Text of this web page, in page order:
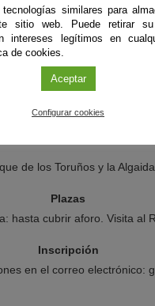
Colabora
la Agencia Espacial
CODICE, impulsando el
dentro del sello Turismo
Centro
de los Toruños y la Algaida
Plazas
hasta cubrir aforo. Visita al
Inscripción
en el correo electrónico:
similares para
sitio web. Puede retirar su
intereses legítimos en
de cookies.
Aceptar
Configurar cookies